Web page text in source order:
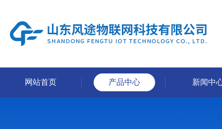
网站首页 产品中心 新闻中